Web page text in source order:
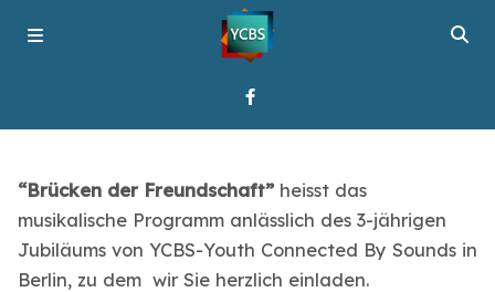
Programme
“Brücken der Freundschaft” heisst das
musikalische Programm anlässlich des 3-jährigen
Jubiläums von YCBS-Youth Connected By Sounds in
Berlin, zu dem wir Sie herzlich einladen.